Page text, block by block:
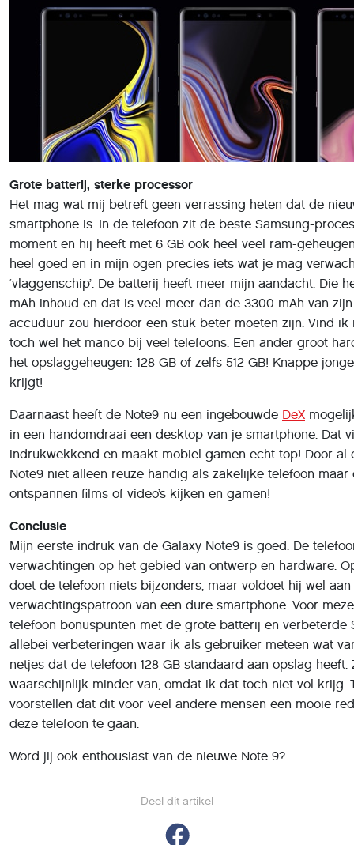
Deel dit artikel
Grote batterij, sterke processor
Het mag wat mij betreft geen verrassing heten dat de
smartphone is. In de telefoon zit de beste Samsung-
moment en hij heeft met 6 GB ook heel veel ram-
heel goed en in mijn ogen precies iets wat je mag
‘vlaggenschip’. De batterij heeft meer mijn aandacht. Die
mAh inhoud en dat is veel meer dan de 3300 mAh van
accuduur zou hierdoor een stuk beter moeten zijn. Vind ik
toch wel het manco bij veel telefoons. Een ander groot
het opslaggeheugen: 128 GB of zelfs 512 GB! Knappe
krijgt!
Daarnaast heeft de Note9 nu een ingebouwde DeX
in een handomdraai een desktop van je smartphone. Dat
indrukwekkend en maakt mobiel gamen echt top! Door al
Note9 niet alleen reuze handig als zakelijke telefoon maar
ontspannen films of video’s kijken en gamen!
Conclusie
Mijn eerste indruk van de Galaxy Note9 is goed. De
verwachtingen op het gebied van ontwerp en hardware.
doet de telefoon niets bijzonders, maar voldoet hij wel aan
verwachtingspatroon van een dure smartphone. Voor
telefoon bonuspunten met de grote batterij en verbeterde
allebei verbeteringen waar ik als gebruiker meteen wat
netjes dat de telefoon 128 GB standaard aan opslag
waarschijnlijk minder van, omdat ik dat toch niet vol krijg.
voorstellen dat dit voor veel andere mensen een mooie
deze telefoon te gaan.
Word jij ook enthousiast van de nieuwe Note 9?